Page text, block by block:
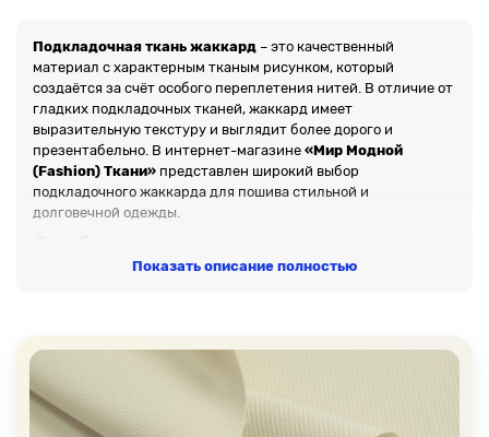
Подкладочная ткань жаккард – это качественный
материал с характерным тканым рисунком, который
создаётся за счёт особого переплетения нитей. В отличие от
гладких подкладочных тканей, жаккард имеет
выразительную текстуру и выглядит более дорого и
презентабельно. В интернет-магазине «Мир Модной
(Fashion) Ткани» представлен широкий выбор
подкладочного жаккарда для пошива стильной и
долговечной одежды.
жаккарда
материал более устойчивым к износу и сохраняет внешний
вид даже при длительной эксплуатации.
Подкладочный жаккард
используется не только как
Показать описание полностью